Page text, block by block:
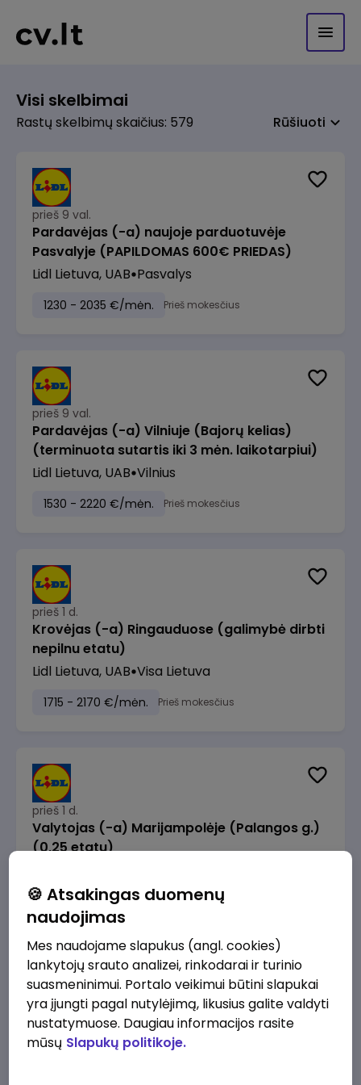
Visi skelbimai
Rastų skelbimų skaičius: 579 Rūšiuoti
prieš 9 val.
Pardavėjas (-a) naujoje parduotuvėje
Pasvalyje (PAPILDOMAS 600€ PRIEDAS)
Lidl Lietuva, UAB Pasvalys
1230 - 2035 €/mėn. Prieš mokesčius
prieš 9 val.
Pardavėjas (-a) Vilniuje (Bajorų kelias)
(terminuota sutartis iki 3 mėn. laikotarpiui)
Lidl Lietuva, UAB Vilnius
1530 - 2220 €/mėn. Prieš mokesčius
prieš 1 d.
Krovėjas (-a) Ringauduose (galimybė dirbti
nepilnu etatu)
Lidl Lietuva, UAB Visa Lietuva
1715 - 2170 €/mėn. Prieš mokesčius
prieš 1 d.
Valytojas (-a) Marijampolėje (Palangos g.)
(0,25 etatu)
289 - 337 €/mėn. Prieš mokesčius
prieš 1 d.
Talent Development Project Manager (fixed
term - 1.5 years)
🍪 Atsakingas duomenų
naudojimas
Mes naudojame slapukus (angl. cookies)
lankytojų srauto analizei, rinkodarai ir turinio
suasmeninimui. Portalo veikimui būtini slapukai
yra įjungti pagal nutylėjimą, likusius galite valdyti
nustatymuose. Daugiau informacijos rasite
mūsų Slapukų politikoje.